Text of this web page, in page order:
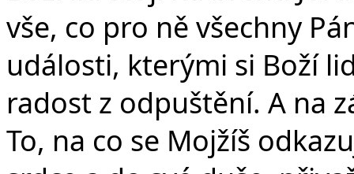
vše, co pro ně všechny
události, kterými si Boží
radost z odpuštění. A na
To, na co se Mojžíš